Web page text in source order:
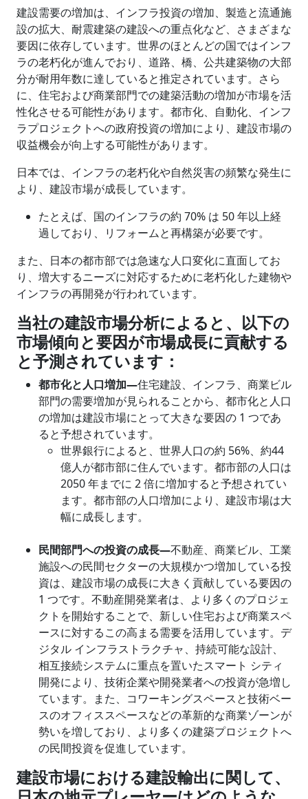
建設需要の増加は、インフラ投資の増加、製造と流通施
設の拡大、耐震建築の建設への重点化など、さまざまな
要因に依存しています。世界のほとんどの国ではインフ
ラの老朽化が進んでおり、道路、橋、公共建築物の大部
分が耐用年数に達していると推定されています。さら
に、住宅および商業部門での建築活動の増加が市場を活
性化させる可能性があります。都市化、自動化、インフ
ラプロジェクトへの政府投資の増加により、建設市場の
収益機会が向上する可能性があります。
日本では、インフラの老朽化や自然災害の頻繁な発生に
より、建設市場が成長しています。
たとえば、国のインフラの約 70% は 50 年以上経
過しており、リフォームと再構築が必要です。
また、日本の都市部では急速な人口変化に直面してお
り、増大するニーズに対応するために老朽化した建物や
インフラの再開発が行われています。
当社の建設市場分析によると、以下の
市場傾向と要因が市場成長に貢献する
と予測されています：
都市化と人口増加―住宅建設、インフラ、商業ビル
部門の需要増加が見られることから、都市化と人口
の増加は建設市場にとって大きな要因の 1 つであ
ると予想されています。
世界銀行によると、世界人口の約 56%、約44
億人が都市部に住んでいます。都市部の人口は
2050 年までに 2 倍に増加すると予想されてい
ます。都市部の人口増加により、建設市場は大
幅に成長します。
民間部門への投資の成長―不動産、商業ビル、工業
施設への民間セクターの大規模かつ増加している投
資は、建設市場の成長に大きく貢献している要因の
1 つです。不動産開発業者は、より多くのプロジェ
クトを開始することで、新しい住宅および商業スペ
ースに対するこの高まる需要を活用しています。デ
ジタル インフラストラクチャ、持続可能な設計、
相互接続システムに重点を置いたスマート シティ
開発により、技術企業や開発業者への投資が急増し
ています。また、コワーキングスペースと技術ベー
スのオフィススペースなどの革新的な商業ゾーンが
勢いを増しており、より多くの建築プロジェクトへ
の民間投資を促進しています。
建設市場における建設輸出に関して、